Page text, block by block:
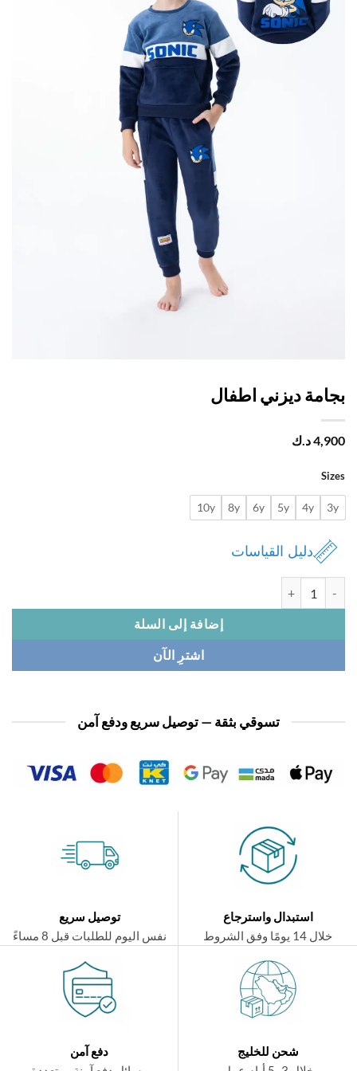
ديزني اطفال
د.ك
4y
5y
6y
8y
10y
دليل القياسات
إضافة إلى السلة
اشترِ الآن
تسوقي بثقة — توصيل سريع ودفع آمن
استبدال واسترجاع
توصيل سريع
نفس اليوم للطلبات قبل 8 مساءً
شحن للخليج
دفع آمن